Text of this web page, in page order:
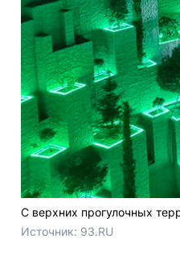
С верхних прогулочных
Источник: 93.RU